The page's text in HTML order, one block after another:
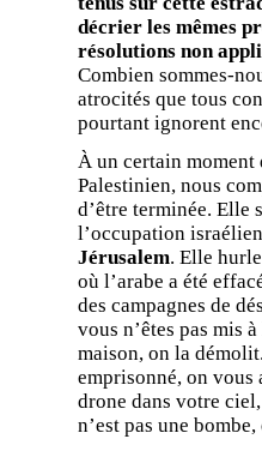
décrier les mêmes
résolutions non
Combien sommes-
atrocités que tous
pourtant ignorent
À un certain moment
Palestinien, nous
d’être terminée. Elle
l’occupation
Jérusalem. Elle
où l’arabe a été
des campagnes de
vous n’êtes pas mis
maison, on la
emprisonné, on vous
drone dans votre
n’est pas une bombe,